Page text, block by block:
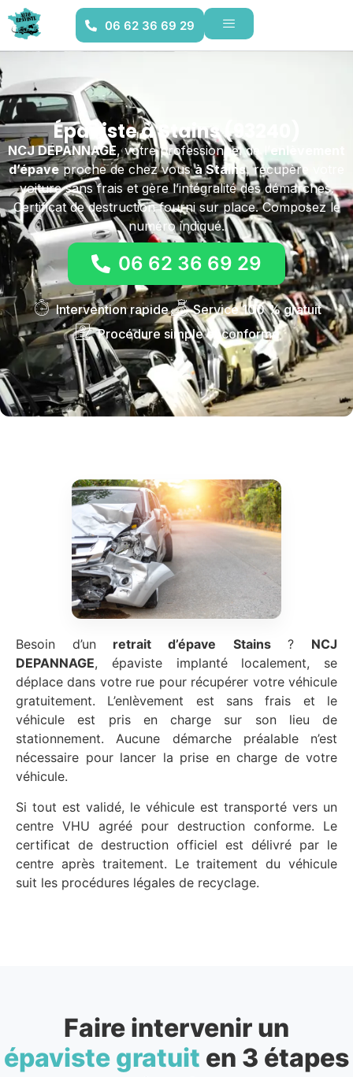
06 62 36 69 29
Épaviste à Stains (93240)
NCJ DEPANNAGE, votre professionnel de l’enlèvement
d’épaveproche de chez vousà Stains, récupère votre
voiture sans frais et gère l’intégralité des démarches.
Certificat de destruction fourni sur place. Composez le
numéro indiqué.
06 62 36 69 29
Intervention rapide
Service 100 % gratuit
Procédure simple et conforme
Besoin d’un retrait d’épave Stains? NCJ
DEPANNAGE, épaviste implanté localement, se
déplace dans votre rue pour récupérer votre véhicule
gratuitement. L’enlèvement est sans frais et le
véhicule est pris en charge sur son lieu de
stationnement. Aucune démarche préalable n’est
nécessaire pour lancer la prise en charge de votre
véhicule.
Si tout est validé, le véhicule est transporté vers un
centre VHU agréé pour destruction conforme. Le
certificat de destruction officiel est délivré par le
centre après traitement. Le traitement du véhicule
suit les procédures légales de recyclage.
Faire intervenir un
épaviste gratuit en 3 étapes